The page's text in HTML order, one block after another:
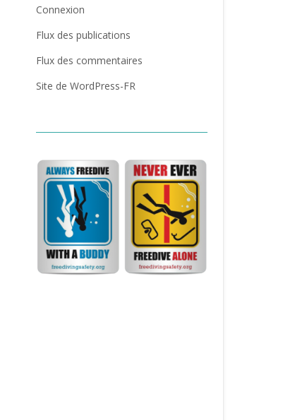
Connexion
Flux des publications
Flux des commentaires
Site de WordPress-FR